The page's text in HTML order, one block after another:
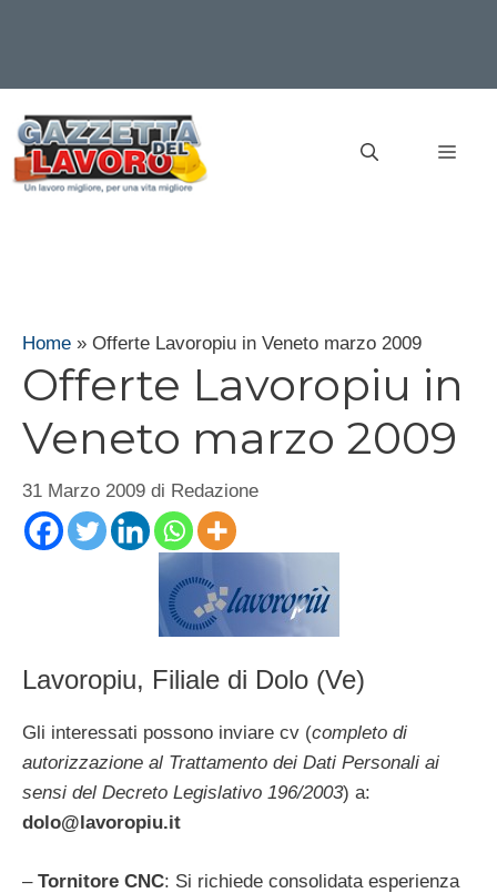
contenuto
Home » Offerte Lavoropiu in Veneto marzo 2009
Offerte Lavoropiu in
Veneto marzo 2009
31 Marzo 2009 di Redazione
Lavoropiu, Filiale di Dolo (Ve)
Gli interessati possono inviare cv (completo di
autorizzazione al Trattamento dei Dati Personali ai
sensi del Decreto Legislativo 196/2003) a:
dolo@lavoropiu.it
– Tornitore CNC: Si richiede consolidata esperienza